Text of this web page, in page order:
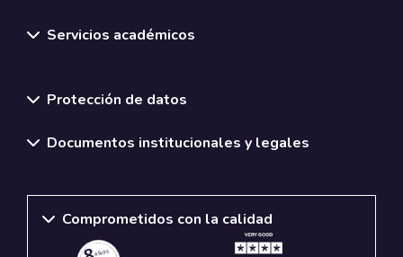
Servicios académicos
Protección de datos
Documentos institucionales y legales
Comprometidos con la calidad